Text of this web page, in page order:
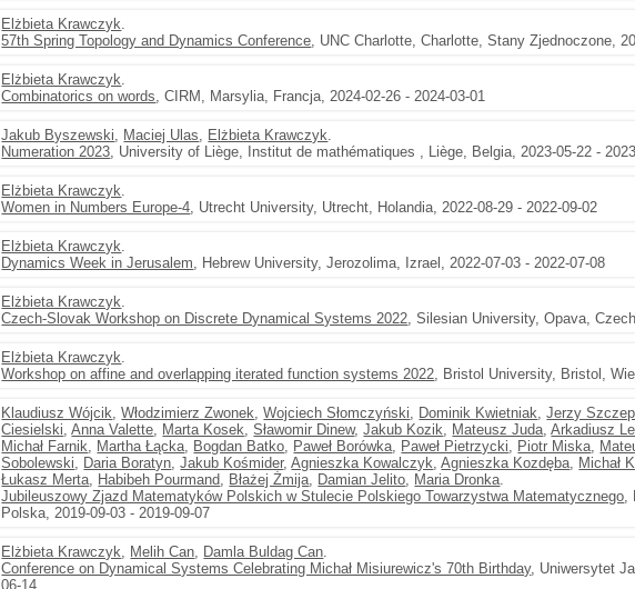
Elżbieta Krawczyk.
57th Spring Topology and Dynamics Conference, UNC Charlotte, Charlotte, Stany Zjednoczone,
Elżbieta Krawczyk.
Combinatorics on words, CIRM, Marsylia, Francja, 2024-02-26 - 2024-03-01
Jakub Byszewski, Maciej Ulas, Elżbieta Krawczyk.
Numeration 2023, University of Liège, Institut de mathématiques , Liège, Belgia, 2023-05-22 -
Elżbieta Krawczyk.
Women in Numbers Europe-4, Utrecht University, Utrecht, Holandia, 2022-08-29 - 2022-09-02
Elżbieta Krawczyk.
Dynamics Week in Jerusalem, Hebrew University, Jerozolima, Izrael, 2022-07-03 - 2022-07-08
Elżbieta Krawczyk.
Czech-Slovak Workshop on Discrete Dynamical Systems 2022, Silesian University, Opava,
Elżbieta Krawczyk.
Workshop on affine and overlapping iterated function systems 2022, Bristol University, Bristol,
Klaudiusz Wójcik,Włodzimierz Zwonek,Wojciech Słomczyński, Dominik Kwietniak,Jerzy
Ciesielski,Anna Valette, Marta Kosek,Sławomir Dinew,Jakub Kozik, Mateusz Juda,Arkadiusz
Michał Farnik, Martha Łącka, Bogdan Batko, Paweł Borówka, Paweł Pietrzycki, Piotr Miska,
Sobolewski, Daria Boratyn,Jakub Kośmider,Agnieszka Kowalczyk,Agnieszka Kozdęba, Michał
Łukasz Merta, Habibeh Pourmand, Błażej Żmija, Damian Jelito, Maria Dronka.
Jubileuszowy Zjazd Matematyków Polskich w Stulecie Polskiego Towarzystwa Matematycznego,
Polska, 2019-09-03 - 2019-09-07
Elżbieta Krawczyk, Melih Can, Damla Buldag Can.
Conference on Dynamical Systems Celebrating Michał Misiurewicz's 70th Birthday, Uniwersytet
06-14